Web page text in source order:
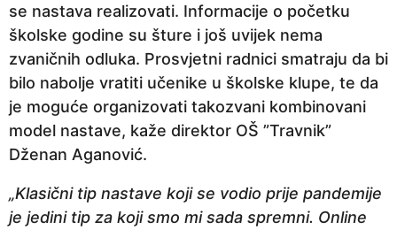
a
p
r
i
j
e
se nastava realizovati. Informacije o početku
školske godine su šture i još uvijek nema
zvaničnih odluka. Prosvjetni radnici smatraju da bi
bilo nabolje vratiti učenike u školske klupe, te da
je moguće organizovati takozvani kombinovani
model nastave, kaže direktor OŠ ”Travnik”
Dženan Aganović.
„Klasični tip nastave koji se vodio prije pandemije
je jedini tip za koji smo mi sada spremni. Online